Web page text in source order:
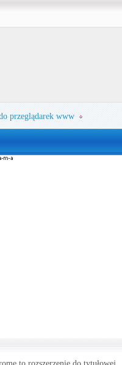
przeglądarek www